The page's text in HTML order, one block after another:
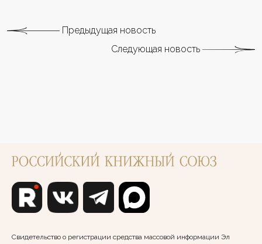
Предыдущая новость
Следующая новость
Свидетельство о регистрации средства массовой информации Эл